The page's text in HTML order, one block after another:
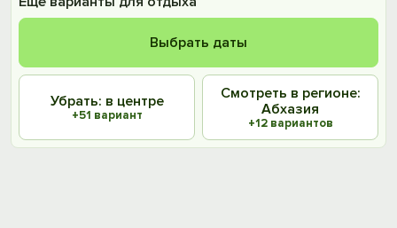
Выбрать даты
Убрать: в центре
+51 вариант
Смотреть в регионе:
Абхазия
+12 вариантов